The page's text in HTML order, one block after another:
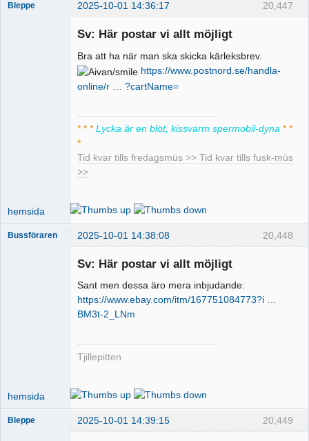
20,447
Bleppe 2025-10-01 14:36:17
Sv: Här postar vi allt möjligt
Bra att ha när man ska skicka kärleksbrev.
https://www.postnord.se/handla-
online/r … ?cartName=
* * * Lycka är en blöt, kissvarm spermobil-dyna * *
*
Tid kvar tills fredagsmüs >> Tid kvar tills fusk-müs
>>
hemsida
20,448
Bussföraren 2025-10-01 14:38:08
Sv: Här postar vi allt möjligt
Sant men dessa äro mera inbjudande:
https://www.ebay.com/itm/167751084773?i …
BM3t-2_LNm
Tjillepitten
hemsida
20,449
Bleppe 2025-10-01 14:39:15